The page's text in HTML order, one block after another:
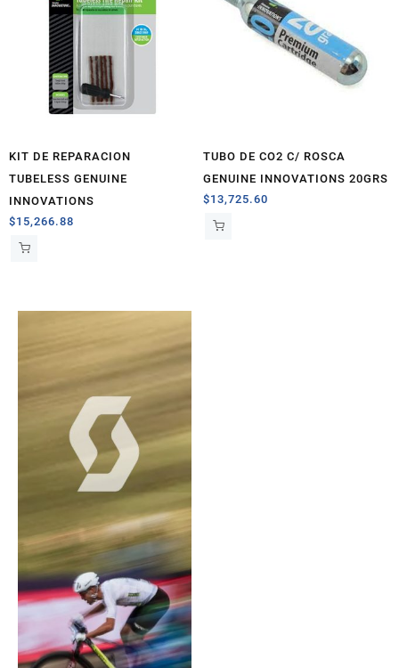
KIT DE REPARACION
TUBELESS GENUINE
INNOVATIONS
$15,266.88
TUBO DE CO2 C/ ROSCA
GENUINE INNOVATIONS 20GRS
$13,725.60